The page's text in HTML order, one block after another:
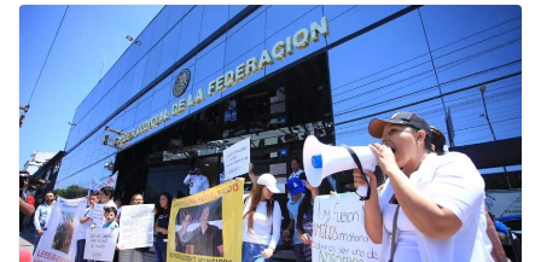
o
o
k
A
p
p
dI
n